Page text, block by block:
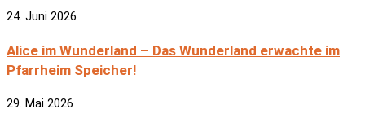
24. Juni 2026
Alice im Wunderland – Das Wunderland erwachte im
Pfarrheim Speicher!
29. Mai 2026